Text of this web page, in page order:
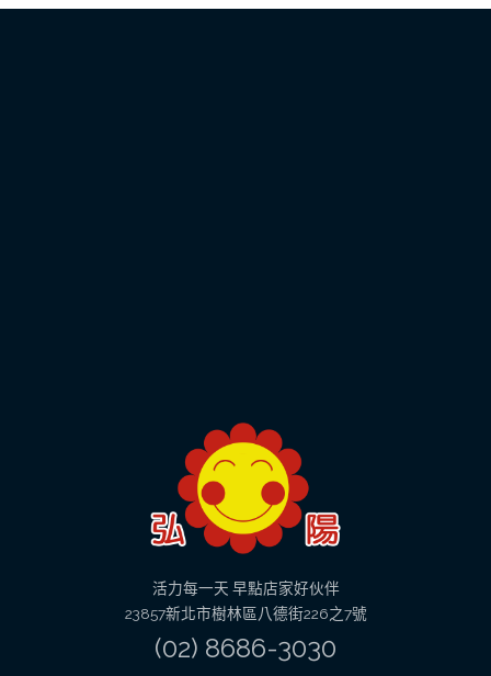
活力每一天 早點店家好伙伴
23857新北市樹林區八德街226之7號
(02) 8686-3030